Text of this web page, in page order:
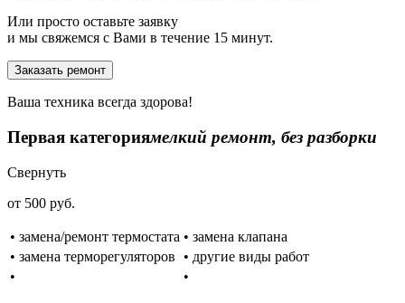
Или просто оставьте заявку
и мы свяжемся с Вами в течение 15 минут.
Заказать ремонт
Ваша техника всегда здорова!
Первая категориямелкий ремонт, без разборки
Свернуть
от 500 руб.
• замена/ремонт термостата • замена клапана
• замена терморегуляторов
• другие виды работ
•
•